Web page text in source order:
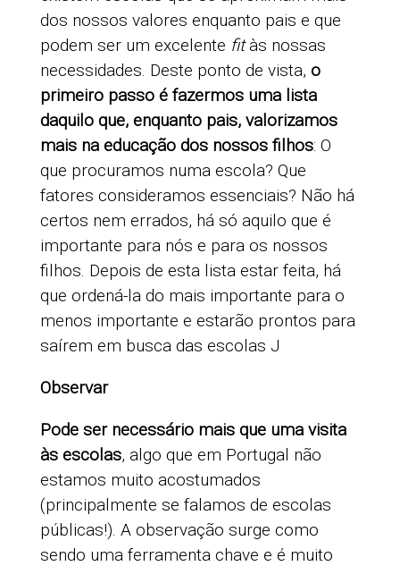
dos nossos valores enquanto pais e que
podem ser um excelente fitàs nossas
necessidades. Deste ponto de vista, o
primeiro passo é fazermos uma lista
daquilo que, enquanto pais, valorizamos
mais na educação dos nossos filhos: O
que procuramos numa escola? Que
fatores consideramos essenciais? Não há
certos nem errados, há só aquilo que é
importante para nós e para os nossos
filhos. Depois de esta lista estar feita, há
que ordená-la do mais importante para o
menos importante e estarão prontos para
saírem em busca das escolas J
Observar
Pode ser necessário mais que uma visita
às escolas, algo que em Portugal não
estamos muito acostumados
(principalmente se falamos de escolas
públicas!). A observação surge como
sendo uma ferramenta chave e é muito